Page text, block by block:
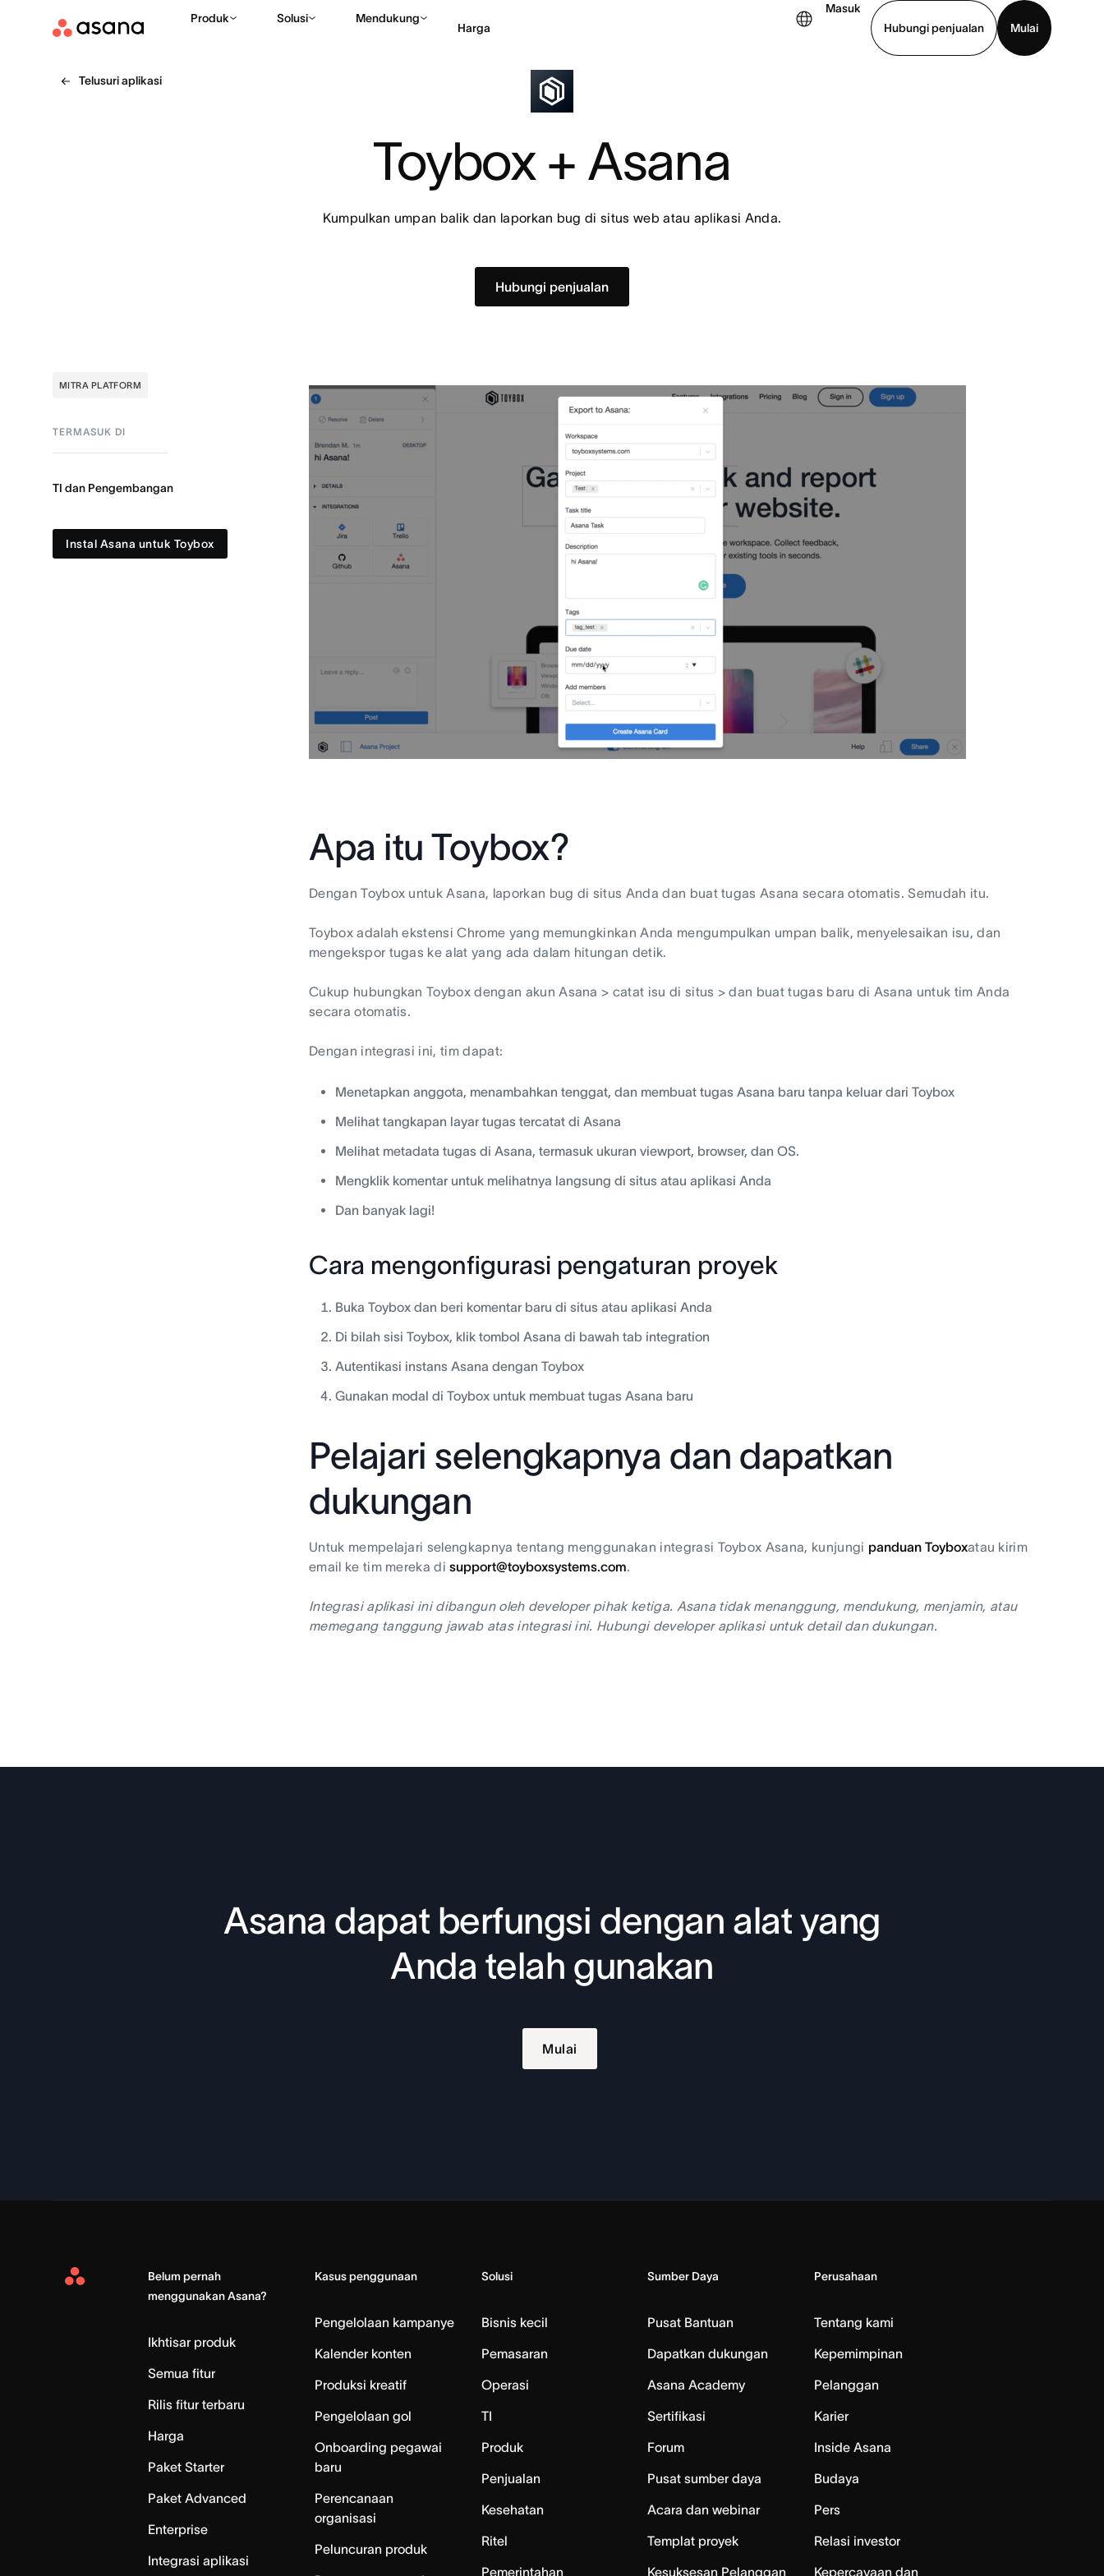
Produk Solusi Mendukung
Harga
Masuk
Hubungi penjualan
Mulai
Telusuri aplikasi
Toybox + Asana
Kumpulkan umpan balik dan laporkan bug di situs web atau aplikasi Anda.
Hubungi penjualan
MITRA PLATFORM
TERMASUK DI
TI dan Pengembangan
Instal Asana untuk Toybox
Apa itu Toybox?
Dengan Toybox untuk Asana, laporkan bug di situs Anda dan buat tugas Asana secara otomatis. Semudah itu.
Toybox adalah ekstensi Chrome yang memungkinkan Anda mengumpulkan umpan balik, menyelesaikan isu, dan
mengekspor tugas ke alat yang ada dalam hitungan detik.
Cukup hubungkan Toybox dengan akun Asana > catat isu di situs > dan buat tugas baru di Asana untuk tim Anda
secara otomatis.
Dengan integrasi ini, tim dapat:
Menetapkan anggota, menambahkan tenggat, dan membuat tugas Asana baru tanpa keluar dari Toybox
Melihat tangkapan layar tugas tercatat di Asana
Melihat metadata tugas di Asana, termasuk ukuran viewport, browser, dan OS.
Mengklik komentar untuk melihatnya langsung di situs atau aplikasi Anda
Dan banyak lagi!
Cara mengonfigurasi pengaturan proyek
Buka Toybox dan beri komentar baru di situs atau aplikasi Anda
Di bilah sisi Toybox, klik tombol Asana di bawah tab integration
Autentikasi instans Asana dengan Toybox
Gunakan modal di Toybox untuk membuat tugas Asana baru
Pelajari selengkapnya dan dapatkan
dukungan
Untuk mempelajari selengkapnya tentang menggunakan integrasi Toybox Asana, kunjungi panduan Toyboxatau kirim
email ke tim mereka disupport@toyboxsystems.com.
Integrasi aplikasi ini dibangun oleh developer pihak ketiga. Asana tidak menanggung, mendukung, menjamin, atau
memegang tanggung jawab atas integrasi ini. Hubungi developer aplikasi untuk detail dan dukungan.
Asana dapat berfungsi dengan alat yang
Anda telah gunakan
Mulai
Asana
Belum pernah
menggunakan Asana?
Ikhtisar produk
Semua fitur
Rilis fitur terbaru
Harga
Paket Starter
Paket Advanced
Enterprise
Integrasi aplikasi
Kasus penggunaan
Pengelolaan kampanye
Kalender konten
Produksi kreatif
Pengelolaan gol
Onboarding pegawai
baru
Perencanaan
organisasi
Peluncuran produk
Solusi
Bisnis kecil
Pemasaran
Operasi
TI
Produk
Penjualan
Kesehatan
Ritel
Pemerintahan
Sumber Daya
Pusat Bantuan
Dapatkan dukungan
Asana Academy
Sertifikasi
Forum
Pusat sumber daya
Acara dan webinar
Templat proyek
Kesuksesan Pelanggan
Perusahaan
Tentang kami
Kepemimpinan
Pelanggan
Karier
Inside Asana
Budaya
Pers
Relasi investor
Kepercayaan dan